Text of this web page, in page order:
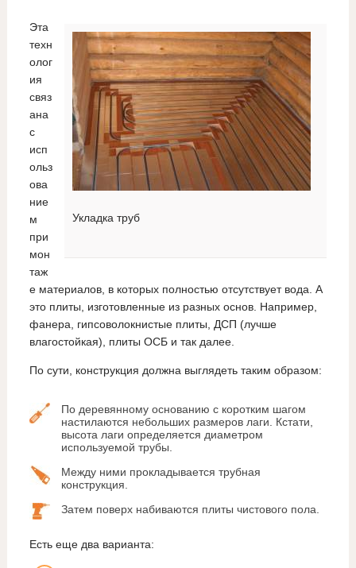
Укладка труб
Эта
техн
олог
ия
связ
ана
с
исп
ольз
ова
ние
м
при
мон
таж
е материалов, в которых полностью отсутствует вода. А
это плиты, изготовленные из разных основ. Например,
фанера, гипсоволокнистые плиты, ДСП (лучше
влагостойкая), плиты ОСБ и так далее.
По сути, конструкция должна выглядеть таким образом:
По деревянному основанию с коротким шагом
настилаются небольших размеров лаги. Кстати,
высота лаги определяется диаметром
используемой трубы.
Между ними прокладывается трубная
конструкция.
Затем поверх набиваются плиты чистового пола.
Есть еще два варианта: